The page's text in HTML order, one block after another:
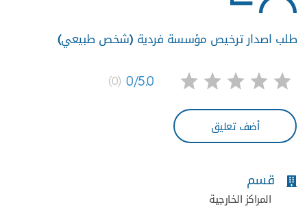
طلب اصدار ترخيص مؤسسة فردية (شخص طبيعي)
0/5.0
(0)
أضف تعليق
قسم
المراكز الخارجية